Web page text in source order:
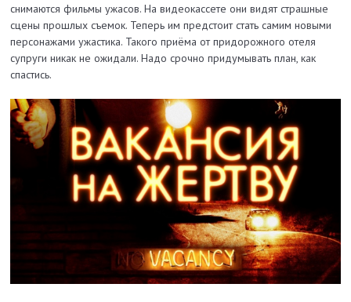
снимаются фильмы ужасов. На видеокассете они видят страшные
сцены прошлых съемок. Теперь им предстоит стать самим новыми
персонажами ужастика. Такого приёма от придорожного отеля
супруги никак не ожидали. Надо срочно придумывать план, как
спастись.